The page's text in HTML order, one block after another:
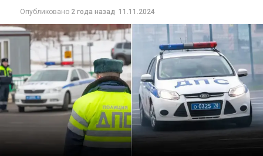
Опубликовано 2 года назад 11.11.2024